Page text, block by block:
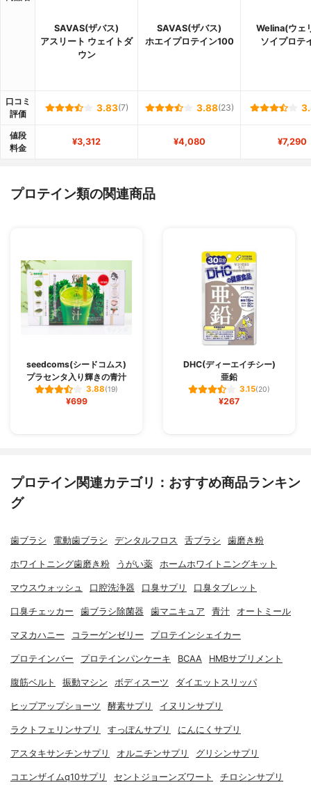
SAVAS(ザバス)
アスリート ウェイトダ
ウン
SAVAS(ザバス)
ホエイプロテイン100
Welina(ウェ
ソイプロテ
口コミ
評価
3.83(7) 3.88(23)
値段
料金
¥3,312 ¥4,080 ¥7,290
プロテイン類の関連商品
seedcoms(シードコムス)
プラセンタ入り輝きの青汁
3.88(19)
¥699
DHC(ディーエイチシー)
亜鉛
3.15(20)
¥267
プロテイン関連カテゴリ：おすすめ商品ランキン
グ
歯ブラシ 電動歯ブラシ デンタルフロス 舌ブラシ 歯磨き粉
ホワイトニング歯磨き粉 うがい薬 ホームホワイトニングキット
マウスウォッシュ 口腔洗浄器 口臭サプリ 口臭タブレット
口臭チェッカー 歯ブラシ除菌器 歯マニキュア 青汁 オートミール
マヌカハニー コラーゲンゼリー プロテインシェイカー
プロテインバー プロテインパンケーキ BCAA HMBサプリメント
腹筋ベルト 振動マシン ボディスーツ ダイエットスリッパ
ヒップアップショーツ 酵素サプリ イヌリンサプリ
ラクトフェリンサプリ すっぽんサプリ にんにくサプリ
アスタキサンチンサプリ オルニチンサプリ グリシンサプリ
コエンザイムq10サプリ セントジョーンズワート チロシンサプリ